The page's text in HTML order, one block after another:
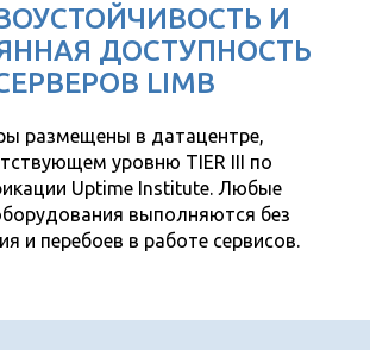
И
ДОСТУПНОСТЬ
LIMB
размещены в датацентре,
уровню TIER III по
Uptime Institute. Любые
выполняются без
и перебоев в работе сервисов.